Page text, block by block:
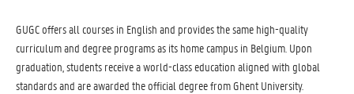
GUGC offers all courses in English and provides the same high-quality
curriculum and degree programs as its home campus in Belgium. Upon
graduation, students receive a world-class education aligned with global
standards and are awarded the official degree from Ghent University.